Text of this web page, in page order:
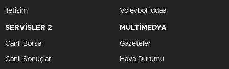
İletişim Voleybol İddaa
SERVİSLER 2
Canlı Borsa
Canlı Sonuçlar
MULTİMEDYA
Gazeteler
Hava Durumu